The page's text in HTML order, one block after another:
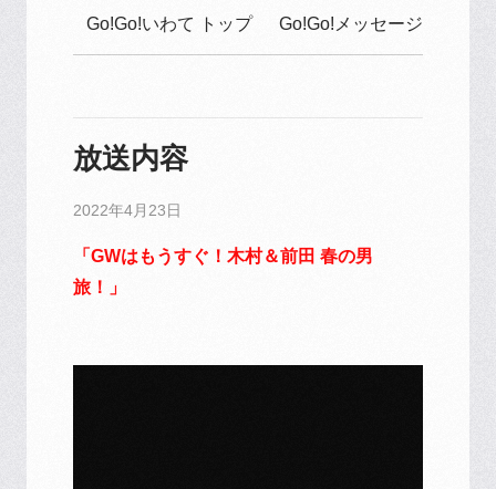
Go!Go!いわて トップ Go!Go!メッセージはこち
放送内容
2022年4月23日
「GWはもうすぐ！木村＆前田 春の男
旅！」